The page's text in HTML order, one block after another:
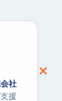
社
援
×